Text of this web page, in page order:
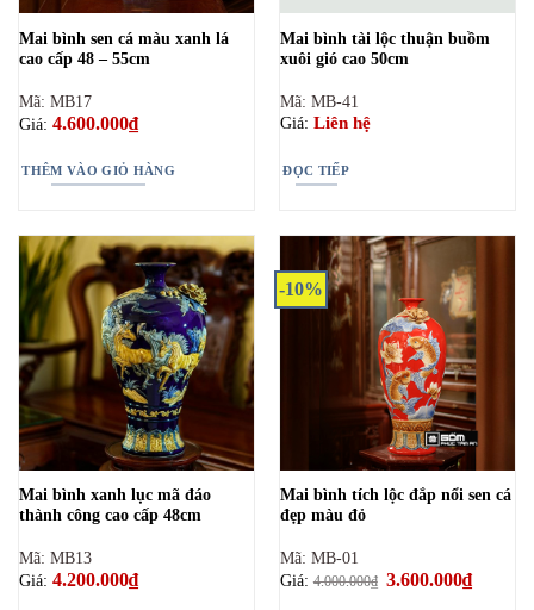
Mai bình sen cá màu xanh lá
cao cấp 48 – 55cm
Mã: MB17
Giá: 4.600.000₫
THÊM VÀO GIỎ HÀNG
Mai bình tài lộc thuận buồm
xuôi gió cao 50cm
Mã: MB-41
Giá: Liên hệ
ĐỌC TIẾP
Mai bình xanh lục mã đáo
thành công cao cấp 48cm
Mã: MB13
Giá: 4.200.000₫
-10%
Mai bình tích lộc đắp nổi sen cá
đẹp màu đỏ
Mã: MB-01
Giá:4.000.000₫ Giá
3.600.000₫Giá
hiện